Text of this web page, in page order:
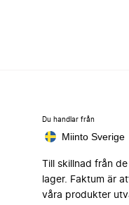
Du handlar från
Miinto Sverige
Till skillnad från
lager. Faktum är
våra produkter